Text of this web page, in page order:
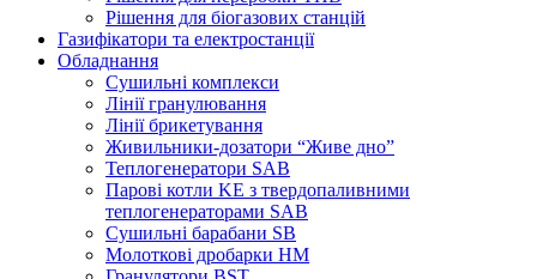
Рішення для біогазових станцій
Газифікатори та електростанції
Обладнання
Сушильні комплекси
Лінії гранулювання
Лінії брикетування
Живильники-дозатори “Живе дно”
Теплогенератори SAB
Парові котли KE з твердопаливними
теплогенераторами SAB
Сушильні барабани SB
Молоткові дробарки HM